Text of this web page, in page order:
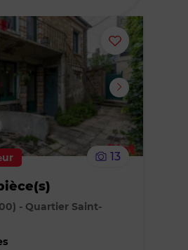
Ajouter
ou
supprimer
le
13
- Quartier Saint-